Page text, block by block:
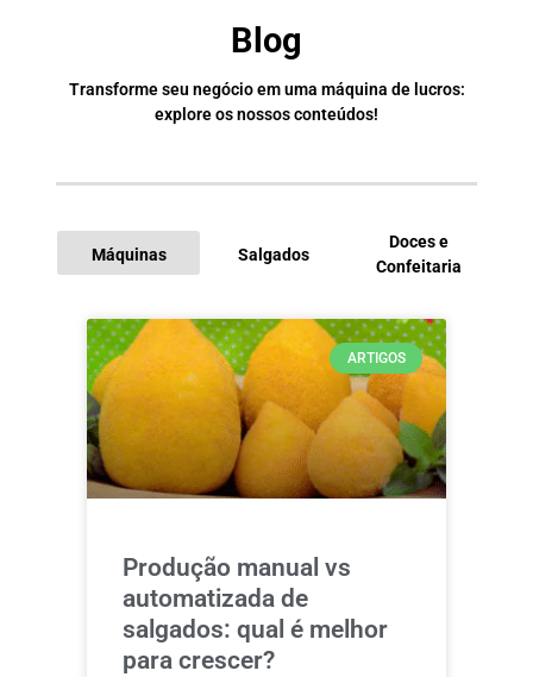
Blog
Transforme seu negócio em uma máquina de lucros:
explore os nossos conteúdos!
Máquinas Salgados
Doces e
Confeitaria
ARTIGOS
Produção manual vs
automatizada de
salgados: qual é melhor
para crescer?